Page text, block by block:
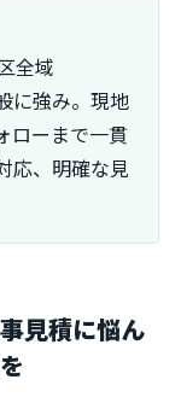
全域
に強み。現地
ローまで一貫
応、明確な見
見積に悩ん